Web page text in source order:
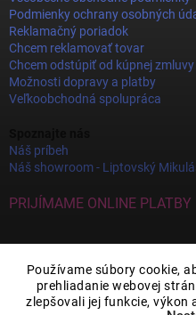
Používame súbory cookie,
prehliadanie webovej
zlepšovali jej funkcie,
Podmienky ochrany osobných
Reklamačný poriadok
Chcem reklamovať tovar
Chcem odstúpiť od kúpnej zmluvy
Možnosti dopravy a platby
Veľkoobchodná spolupráca
Náš príbeh
Náš showroom - Liptovský
PRIJÍMAME ONLINE PLATBY